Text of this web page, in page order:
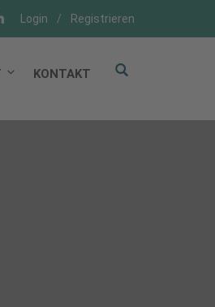
Login / Registrieren
KONTAKT